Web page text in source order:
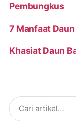
Pembungkus
7 Manfaat
Khasiat Daun
Search
for: